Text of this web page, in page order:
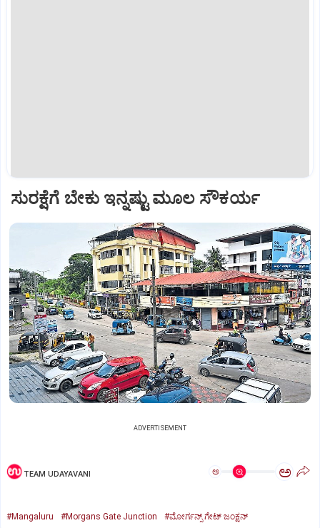
ಸುರಕ್ಷೆಗೆ ಬೇಕು ಇನ್ನಷ್ಟು ಮೂಲ ಸೌಕರ್ಯ
ADVERTISEMENT
TEAM UDAYAVANI ಅ ಅ
#Mangaluru #Morgans Gate Junction #ಮೋರ್ಗನ್ಸ್‌ ಗೇಟ್‌ ಜಂಕ್ಷನ್‌